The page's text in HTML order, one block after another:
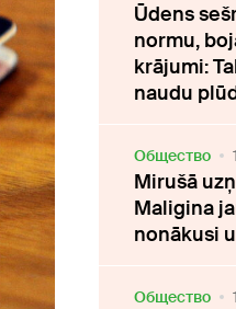
Ūdens
normu,
krājumi:
naudu
Oбщество
Mirušā
Maligina
nonākusi
Oбщество